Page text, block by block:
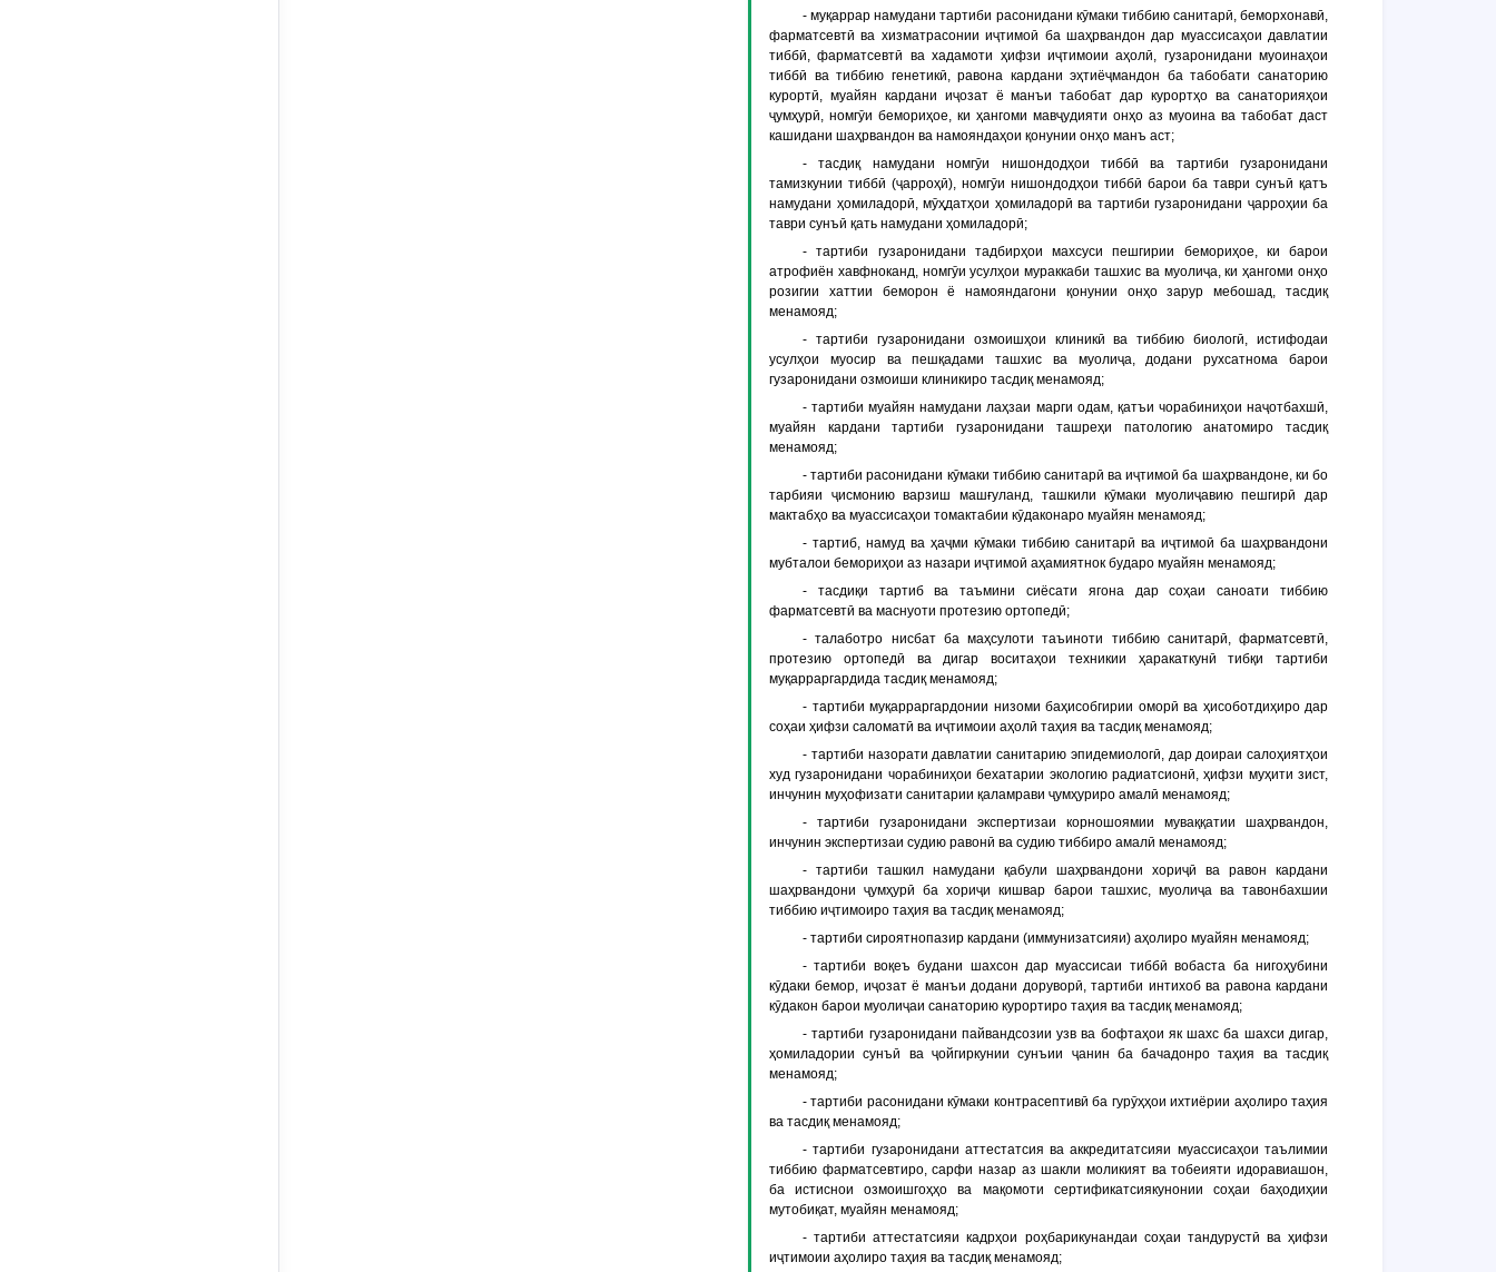
- муқаррар намудани тартиби расонидани кӯмаки тиббию санитарӣ, беморхонавӣ,
фарматсевтӣ ва хизматрасонии иҷтимоӣ ба шаҳрвандон дар муассисаҳои давлатии
тиббӣ, фарматсевтӣ ва хадамоти ҳифзи иҷтимоии аҳолӣ, гузаронидани муоинаҳои
тиббӣ ва тиббию генетикӣ, равона кардани эҳтиёҷмандон ба табобати санаторию
курортӣ, муайян кардани иҷозат ё манъи табобат дар курортҳо ва санаторияҳои
ҷумҳурӣ, номгӯи бемориҳое, ки ҳангоми мавҷудияти онҳо аз муоина ва табобат даст
кашидани шаҳрвандон ва намояндаҳои қонунии онҳо манъ аст;
- тасдиқ намудани номгӯи нишондодҳои тиббӣ ва тартиби гузаронидани
тамизкунии тиббӣ (ҷарроҳӣ), номгӯи нишондодҳои тиббӣ барои ба таври сунъӣ қатъ
намудани ҳомиладорӣ, мӯҳдатҳои ҳомиладорӣ ва тартиби гузаронидани ҷарроҳии ба
таври сунъӣ қать намудани ҳомиладорӣ;
- тартиби гузаронидани тадбирҳои махсуси пешгирии бемориҳое, ки барои
атрофиён хавфноканд, номгӯи усулҳои мураккаби ташхис ва муолиҷа, ки ҳангоми онҳо
розигии хаттии беморон ё намояндагони қонунии онҳо зарур мебошад, тасдиқ
менамояд;
- тартиби гузаронидани озмоишҳои клиникӣ ва тиббию биологӣ, истифодаи
усулҳои муосир ва пешқадами ташхис ва муолиҷа, додани рухсатнома барои
гузаронидани озмоиши клиникиро тасдиқ менамояд;
- тартиби муайян намудани лаҳзаи марги одам, қатъи чорабиниҳои наҷотбахшӣ,
муайян кардани тартиби гузаронидани ташреҳи патологию анатомиро тасдиқ
менамояд;
- тартиби расонидани кӯмаки тиббию санитарӣ ва иҷтимоӣ ба шаҳрвандоне, ки бо
тарбияи ҷисмонию варзиш машғуланд, ташкили кӯмаки муолиҷавию пешгирӣ дар
мактабҳо ва муассисаҳои томактабии кӯдаконаро муайян менамояд;
- тартиб, намуд ва ҳаҷми кӯмаки тиббию санитарӣ ва иҷтимоӣ ба шаҳрвандони
мубталои бемориҳои аз назари иҷтимоӣ аҳамиятнок бударо муайян менамояд;
- тасдиқи тартиб ва таъмини сиёсати ягона дар соҳаи саноати тиббию
фарматсевтӣ ва маснуоти протезию ортопедӣ;
- талаботро нисбат ба маҳсулоти таъиноти тиббию санитарӣ, фарматсевтӣ,
протезию ортопедӣ ва дигар воситаҳои техникии ҳаракаткунӣ тибқи тартиби
муқарраргардида тасдиқ менамояд;
- тартиби муқарраргардонии низоми баҳисобгирии оморӣ ва ҳисоботдиҳиро дар
соҳаи ҳифзи саломатӣ ва иҷтимоии аҳолӣ таҳия ва тасдиқ менамояд;
- тартиби назорати давлатии санитарию эпидемиологӣ, дар доираи салоҳиятҳои
худ гузаронидани чорабиниҳои бехатарии экологию радиатсионӣ, ҳифзи муҳити зист,
инчунин муҳофизати санитарии қаламрави ҷумҳуриро амалӣ менамояд;
- тартиби гузаронидани экспертизаи корношоямии муваққатии шаҳрвандон,
инчунин экспертизаи судию равонӣ ва судию тиббиро амалӣ менамояд;
- тартиби ташкил намудани қабули шаҳрвандони хориҷӣ ва равон кардани
шаҳрвандони ҷумҳурӣ ба хориҷи кишвар барои ташхис, муолиҷа ва тавонбахшии
тиббию иҷтимоиро таҳия ва тасдиқ менамояд;
- тартиби сироятнопазир кардани (иммунизатсияи) аҳолиро муайян менамояд;
- тартиби воқеъ будани шахсон дар муассисаи тиббӣ вобаста ба нигоҳубини
кӯдаки бемор, иҷозат ё манъи додани доруворӣ, тартиби интихоб ва равона кардани
кӯдакон барои муолиҷаи санаторию курортиро таҳия ва тасдиқ менамояд;
- тартиби гузаронидани пайвандсозии узв ва бофтаҳои як шахс ба шахси дигар,
ҳомиладории сунъӣ ва ҷойгиркунии сунъии ҷанин ба бачадонро таҳия ва тасдиқ
менамояд;
- тартиби расонидани кӯмаки контрасептивӣ ба гурӯҳҳои ихтиёрии аҳолиро таҳия
ва тасдиқ менамояд;
- тартиби гузаронидани аттестатсия ва аккредитатсияи муассисаҳои таълимии
тиббию фарматсевтиро, сарфи назар аз шакли моликият ва тобеияти идоравиашон,
ба истиснои озмоишгоҳҳо ва мақомоти сертификатсиякунонии соҳаи баҳодиҳии
мутобиқат, муайян менамояд;
- тартиби аттестатсияи кадрҳои роҳбарикунандаи соҳаи тандурустӣ ва ҳифзи
иҷтимоии аҳолиро таҳия ва тасдиқ менамояд;